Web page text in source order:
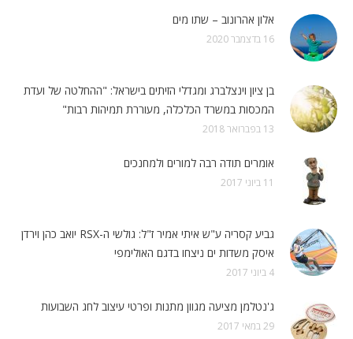
אלון אהרונוב – שתו מים
16 בדצמבר 2020
בן ציון וינצלברג ומגדלי הזיתים בישראל: "ההחלטה של ועדת
המכסות במשרד הכלכלה, מעוררת תמיהות רבות"
13 בפברואר 2018
אומרים תודה רבה למורים ולמחנכים
11 ביוני 2017
גביע קסריה ע"ש איתי אמיר ז"ל: גולשי ה-RSX יואב כהן וירדן
איסק משדות ים ניצחו בדגם האולימפי
4 ביוני 2017
ג'נטלמן מציעה מגוון מתנות ופרטי עיצוב לחג השבועות
29 במאי 2017